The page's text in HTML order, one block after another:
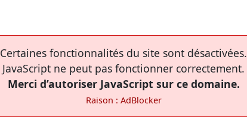
Certaines fonctionnalités du site sont désactivées.
JavaScript ne peut pas fonctionner correctement.
Merci d’autoriser JavaScript sur ce domaine.
Raison : AdBlocker